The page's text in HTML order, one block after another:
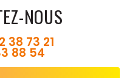
NOUS
38 73 21
88 54